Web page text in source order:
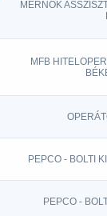
MÉRNÖK
MFB
PEPCO - BOLTI
PEPCO -